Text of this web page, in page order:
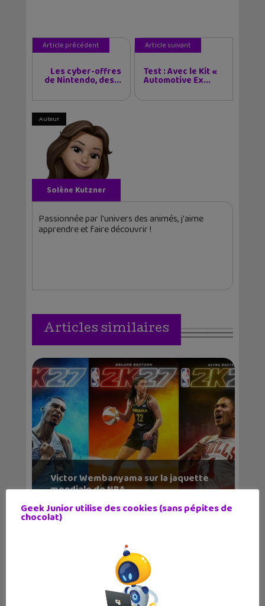
Article précédent
Les cyber-offres
de Nintendo, des...
Article suivant
Test : Avec le Kit «
Automotive Ex...
Auteur
Solène Kutzner
Passionnée par l'univers des animés, j'aime
apprendre et faire découvrir !
Articles similaires
Victor Wembanyama sur la jaquette
mondiale de NBA...
Geek Junior utilise des cookies (sans pépites de
chocolat)